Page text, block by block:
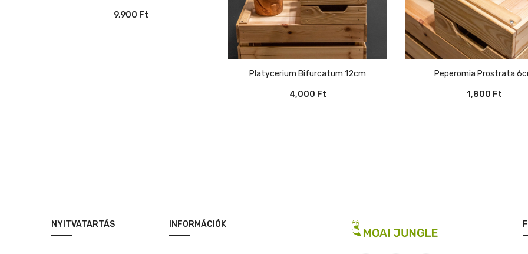
9,900 Ft
Platycerium Bifurcatum 12cm
4,000 Ft
Peperomia Prostrata
1,800 Ft
NYITVATARTÁS INFORMÁCIÓK